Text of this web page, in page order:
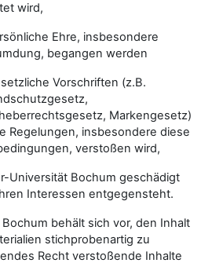
wird,
Ehre, insbesondere
begangen werden
Vorschriften (z.B.
Markengesetz)
Regelungen, insbesondere diese
verstoßen wird,
Universität Bochum geschädigt
Interessen entgegensteht.
behält sich vor, den Inhalt
stichprobenartig zu
Recht verstoßende Inhalte